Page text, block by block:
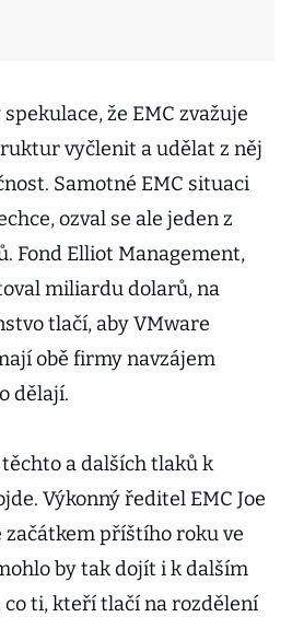
že EMC zvažuje
vyčlenit a udělat z něj
Samotné EMC situaci
ozval se ale jeden z
Fond Elliot Management,
miliardu dolarů, na
tlačí, aby VMware
obě firmy navzájem
dělají.
těchto a dalších tlaků k
Výkonný ředitel EMC Joe
začátkem příštího roku ve
by tak dojít i k dalším
co ti, kteří tlačí na rozdělení